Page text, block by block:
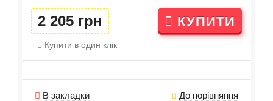
2 205 грн КУПИТИ
Купити в один клік
В закладки
До порівняння